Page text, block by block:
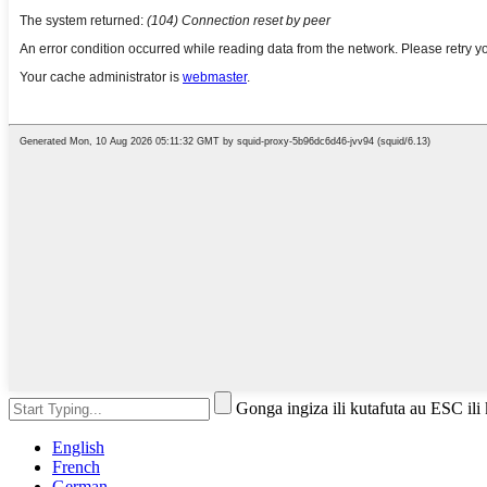
Gonga ingiza ili kutafuta au ESC ili
English
French